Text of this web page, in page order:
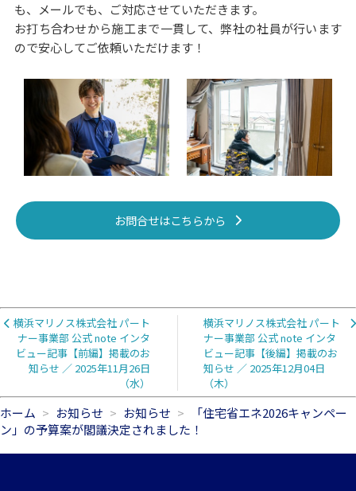
も、メールでも、ご対応させていただきます。
お打ち合わせから施工まで一貫して、弊社の社員が行います
ので安心してご依頼いただけます！
お問合せはこちらから
横浜マリノス株式会社 パート
ナー事業部 公式 note インタ
ビュー記事【後編】掲載のお
知らせ ／ 2025年12月04日
（木）
横浜マリノス株式会社 パート
ナー事業部 公式 note インタ
ビュー記事【前編】掲載のお
知らせ ／ 2025年11月26日
（水）
ホーム お知らせ お知らせ
「住宅省エネ2026キャンペー
ン」の予算案が閣議決定されました！